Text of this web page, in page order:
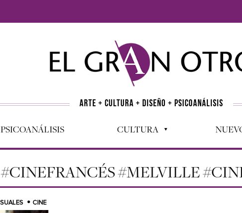
ARTE + CULTURA + DISEÑO + PSICOANÁLISIS
PSICOANÁLISIS CULTURA
#MELVILLE
CINE